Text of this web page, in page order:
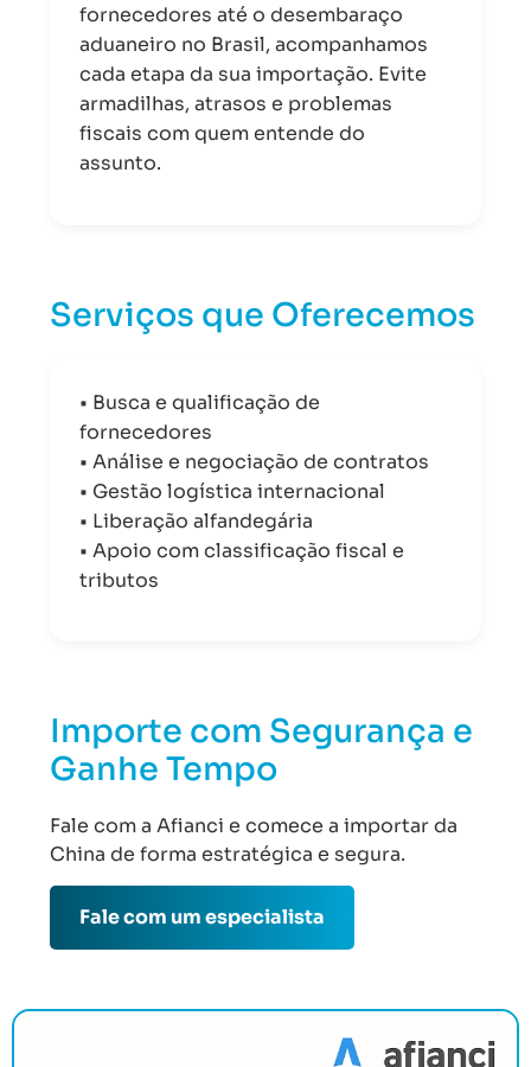
fornecedores até o desembaraço
aduaneiro no Brasil, acompanhamos
cada etapa da sua importação. Evite
armadilhas, atrasos e problemas
fiscais com quem entende do
assunto.
Serviços que Oferecemos
• Busca e qualificação de
fornecedores
• Análise e negociação de contratos
• Gestão logística internacional
• Liberação alfandegária
• Apoio com classificação fiscal e
tributos
Importe com Segurança e
Ganhe Tempo
Fale com a Afianci e comece a importar da
China de forma estratégica e segura.
Fale com um especialista